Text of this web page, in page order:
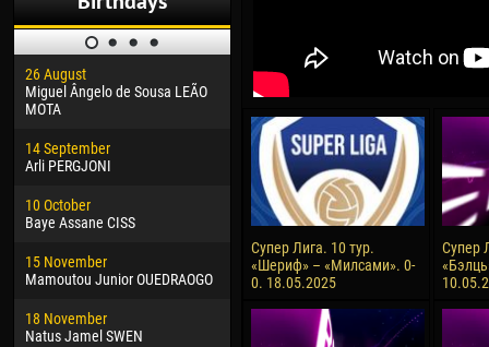
26 August
Miguel Ângelo de Sousa LEÃO
MOTA
14 September
Arli PERGJONI
10 October
Baye Assane CISS
15 November
Mamoutou Junior OUEDRAOGO
18 November
Natus Jamel SWEN
30 January
Dhoraso Moreo KLAS
24 February
Vladislav COSTIN
02 March
Veaceslav COZMA
09 March
Emmanuel AFETSE
Jayder Moreno ASPRILLA
04
13
24
15
Супер Лига. 10 тур.
«Шериф» – «Милсами». 0-
0. 18.05.2025
Супер